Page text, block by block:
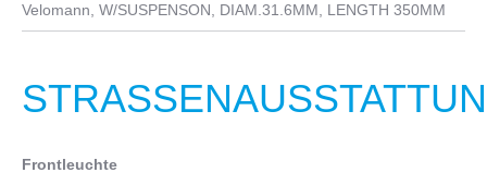
Velomann, W/SUSPENSON, DIAM.31.6MM, LENGTH 350MM
STRASSENAUSSTATTUNG
Frontleuchte